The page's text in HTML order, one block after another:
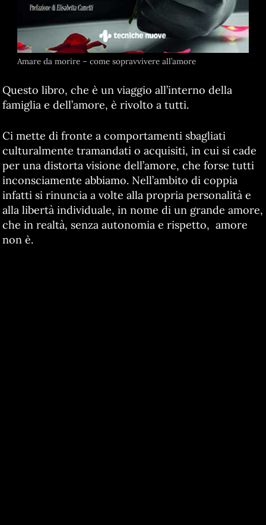
Amare da morire – come sopravvivere all’amore
Questo libro, che è un viaggio all’interno della
famiglia e dell’amore, è rivolto a tutti.
Ci mette di fronte a comportamenti sbagliati
culturalmente tramandati o acquisiti, in cui si cade
per una distorta visione dell’amore, che forse tutti
inconsciamente abbiamo. Nell’ambito di coppia
infatti si rinuncia a volte alla propria personalità e
alla libertà individuale, in nome di un grande amore,
che in realtà, senza autonomia e rispetto, amore
non è.